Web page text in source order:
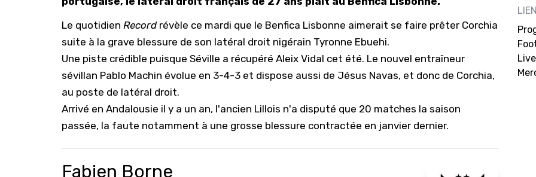
Le quotidien Record révèle ce mardi que le Benfica Lisbonne aimerait se faire prêter Corchia
suite à la grave blessure de son latéral droit nigérain Tyronne Ebuehi.
Une piste crédible puisque Séville a récupéré Aleix Vidal cet été. Le nouvel entraîneur
sévillan Pablo Machin évolue en 3-4-3 et dispose aussi de Jésus Navas, et donc de Corchia,
au poste de latéral droit.
Arrivé en Andalousie il y a un an, l'ancien Lillois n'a disputé que 20 matches la saison
passée, la faute notamment à une grosse blessure contractée en janvier dernier.
Fabien Borne
11/
11/
11/
11/